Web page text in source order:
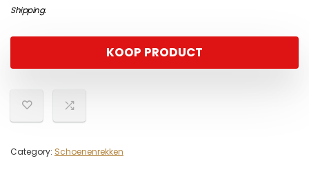
Shipping.
KOOP PRODUCT
Category: Schoenenrekken